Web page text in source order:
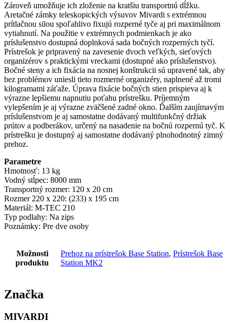
Zároveň umožňuje ich zloženie na kratšiu transportnú dĺžku.
Aretačné zámky teleskopických výsuvov Mivardi s extrémnou
prítlačnou silou spoľahlivo fixujú rozperné tyče aj pri maximálnom
vytiahnutí. Na použitie v extrémnych podmienkach je ako
príslušenstvo dostupná doplnková sada bočných rozperných tyčí.
Prístrešok je pripravený na zavesenie dvoch veľkých, sieťových
organizérov s praktickými vreckami (dostupné ako príslušenstvo).
Bočné steny a ich fixácia na nosnej konštrukcii sú upravené tak, aby
bez problémov uniesli tieto rozmerné organizéry, naplnené až tromi
kilogramami záťaže. Úprava fixácie bočných stien prispieva aj k
výrazne lepšiemu napnutiu poťahu prístrešku. Príjemným
vylepšením je aj výrazne zväčšené zadné okno. Ďalším zaujímavým
príslušenstvom je aj samostatne dodávaný multifunkčný držiak
prútov a podberákov, určený na nasadenie na bočnú rozpernú tyč. K
prístrešku je dostupný aj samostatne dodávaný plnohodnotný zimný
prehoz.
Parametre
Hmotnosť: 13 kg
Vodný stĺpec: 8000 mm
Transportný rozmer: 120 x 20 cm
Rozmer 220 x 220: (233) x 195 cm
Materiál: M-TEC 210
Typ podlahy: Na zips
Poznámky: Pre dve osoby
Možnosti
produktu
Prehoz na prístrešok Base Station, Prístrešok Base
Station MK2
Značka
MIVARDI